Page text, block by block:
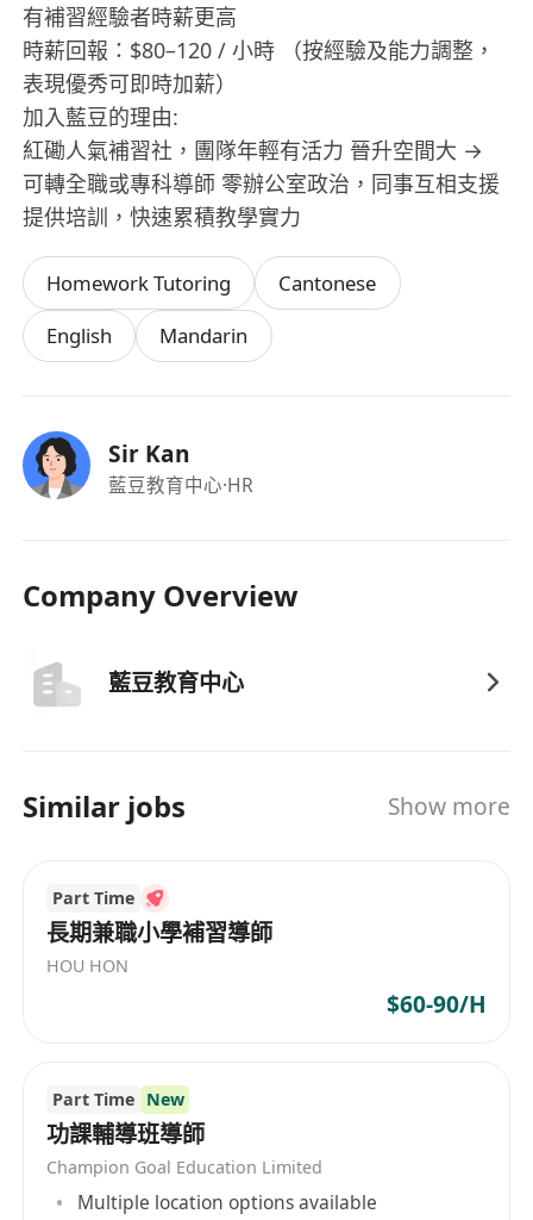
有補習經驗者時薪更高
時薪回報：$80–120 / 小時 （按經驗及能力調整，
表現優秀可即時加薪）
加入藍豆的理由:
紅磡人氣補習社，團隊年輕有活力 晉升空間大 →
可轉全職或專科導師 零辦公室政治，同事互相支援
提供培訓，快速累積教學實力
Homework Tutoring
Cantonese
English
Mandarin
Sir Kan
藍豆教育中心·HR
Company Overview
藍豆教育中心
Similar jobs Show more
Part Time
長期兼職小學補習導師
HOU HON
$60-90/H
Part Time New
功課輔導班導師
Champion Goal Education Limited
Multiple location options available